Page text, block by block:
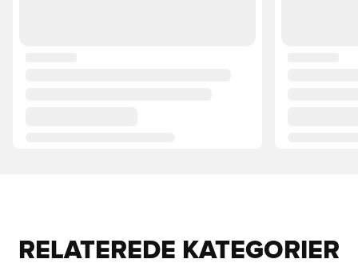
RELATEREDE KATEGORIER